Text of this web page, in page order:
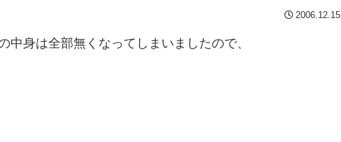
2006.12.15
身は全部無くなってしまいましたので、